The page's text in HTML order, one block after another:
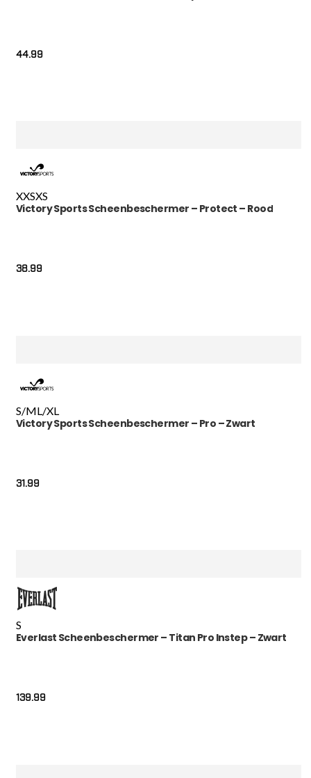
44.99
XXSXS
Victory Sports Scheenbeschermer – Protect – Rood
38.99
S/ML/XL
Victory Sports Scheenbeschermer – Pro – Zwart
31.99
S
Everlast Scheenbeschermer – Titan Pro Instep – Zwart
139.99